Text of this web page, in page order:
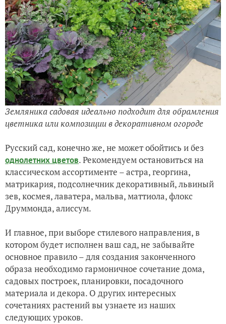
Земляника садовая идеально подходит для обрамления
цветника или композиции в декоративном огороде
Русский сад, конечно же, не может обойтись и без
однолетних цветов. Рекомендуем остановиться на
классическом ассортименте – астра, георгина,
матрикария, подсолнечник декоративный, львиный
зев, космея, лаватера, мальва, маттиола, флокс
Друммонда, алиссум.
И главное, при выборе стилевого направления, в
котором будет исполнен ваш сад, не забывайте
основное правило – для создания законченного
образа необходимо гармоничное сочетание дома,
садовых построек, планировки, посадочного
материала и декора. О других интересных
сочетаниях растений вы узнаете из наших
следующих уроков.